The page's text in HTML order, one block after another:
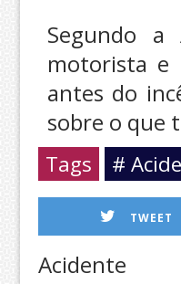
Segundo a
motorista e
antes do
sobre o que
Tags #
TWEET
Acidente